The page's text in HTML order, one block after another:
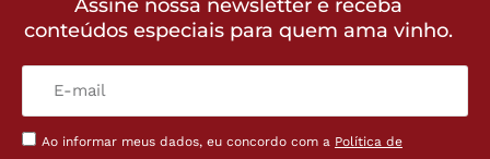
Assine nossa newsletter e receba
conteúdos especiais para quem ama vinho.
Ao informar meus dados, eu concordo com a Política de